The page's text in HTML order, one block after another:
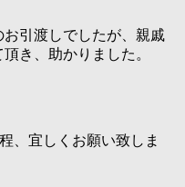
引渡しでしたが、親戚
き、助かりました。
、宜しくお願い致しま